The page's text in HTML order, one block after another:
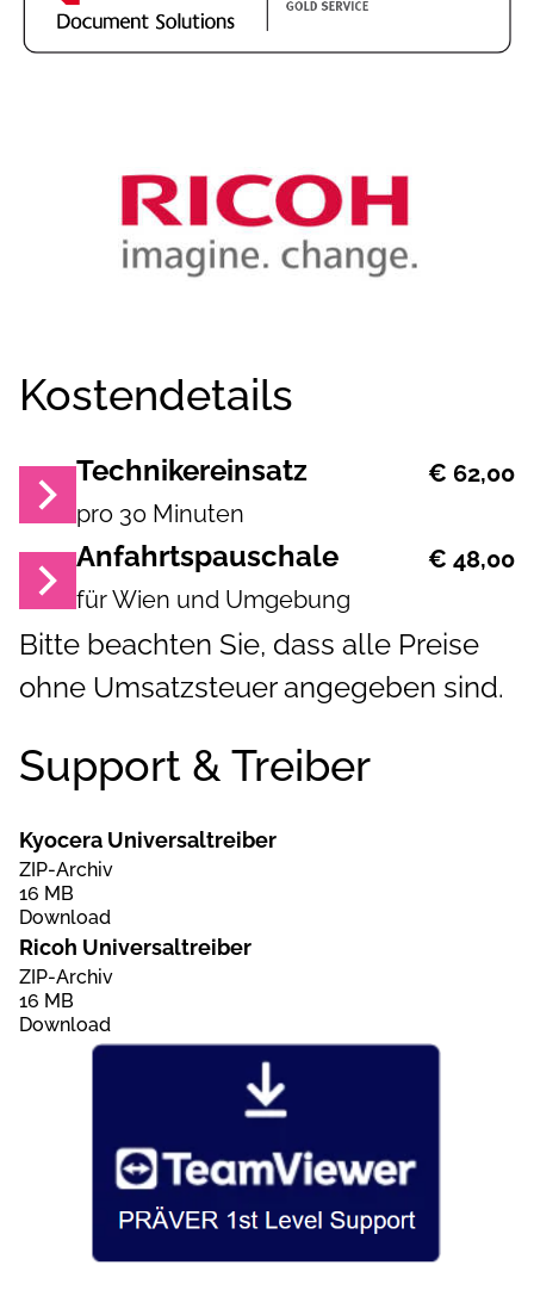
Kostendetails
Technikereinsatz
pro 30 Minuten
€ 62,00
Anfahrtspauschale
für Wien und Umgebung
€ 48,00
Bitte beachten Sie, dass alle Preise
ohne Umsatzsteuer angegeben sind.
Support & Treiber
Kyocera Universaltreiber
ZIP-Archiv
16 MB
Download
Ricoh Universaltreiber
ZIP-Archiv
16 MB
Download